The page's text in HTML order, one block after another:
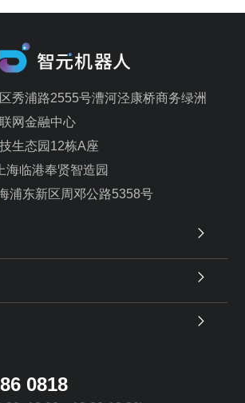
秀浦路2555号漕河泾康桥商务绿洲
网金融中心
生态园12栋A座
海临港奉贤智造园
浦东新区周邓公路5358号
0818